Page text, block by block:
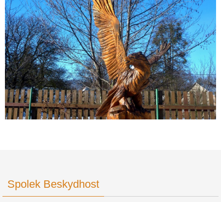
Spolek Beskydhost